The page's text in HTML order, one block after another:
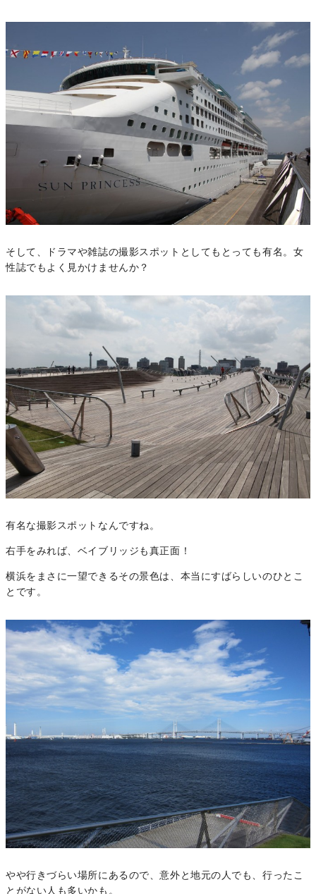
そして、ドラマや雑誌の撮影スポットとしてもとっても有名。女
性誌でもよく見かけませんか？
有名な撮影スポットなんですね。
右手をみれば、ベイブリッジも真正面！
横浜をまさに一望できるその景色は、本当にすばらしいのひとこ
とです。
やや行きづらい場所にあるので、意外と地元の人でも、行ったこ
とがない人も多いかも。